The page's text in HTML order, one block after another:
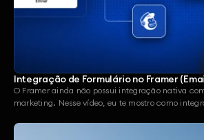
Integração de Formulário no Framer
O Framer ainda não possui integração nativa
marketing. Nesse vídeo, eu te mostro como